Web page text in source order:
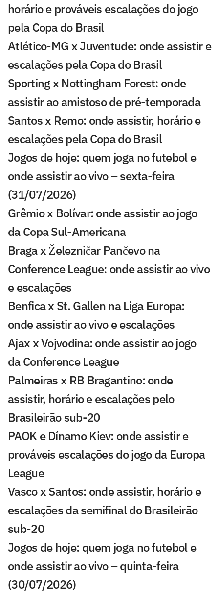
horário e prováveis escalações do jogo
pela Copa do Brasil
Atlético-MG x Juventude: onde assistir e
escalações pela Copa do Brasil
Sporting x Nottingham Forest: onde
assistir ao amistoso de pré-temporada
Santos x Remo: onde assistir, horário e
escalações pela Copa do Brasil
Jogos de hoje: quem joga no futebol e
onde assistir ao vivo – sexta-feira
(31/07/2026)
Grêmio x Bolívar: onde assistir ao jogo
da Copa Sul-Americana
Braga x Železničar Pančevo na
Conference League: onde assistir ao vivo
e escalações
Benfica x St. Gallen na Liga Europa:
onde assistir ao vivo e escalações
Ajax x Vojvodina: onde assistir ao jogo
da Conference League
Palmeiras x RB Bragantino: onde
assistir, horário e escalações pelo
Brasileirão sub-20
PAOK e Dínamo Kiev: onde assistir e
prováveis escalações do jogo da Europa
League
Vasco x Santos: onde assistir, horário e
escalações da semifinal do Brasileirão
sub-20
Jogos de hoje: quem joga no futebol e
onde assistir ao vivo – quinta-feira
(30/07/2026)